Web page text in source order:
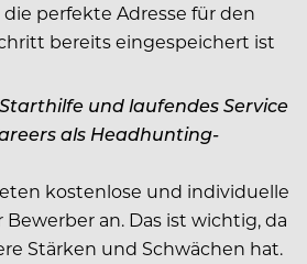
perfekte Adresse für den
bereits eingespeichert ist
und laufendes Service
als Headhunting-
kostenlose und individuelle
an. Das ist wichtig, da
Stärken und Schwächen hat.